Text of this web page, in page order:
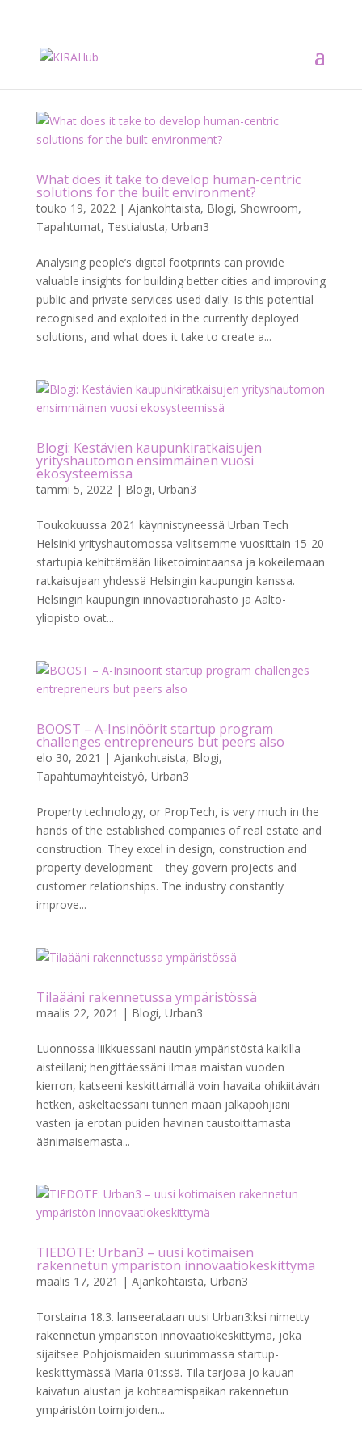
What does it take to develop human-centric
solutions for the built environment?
touko 19, 2022| Ajankohtaista, Blogi, Showroom,
Tapahtumat, Testialusta, Urban3
Analysing people’s digital footprints can provide
valuable insights for building better cities and improving
public and private services used daily. Is this potential
recognised and exploited in the currently deployed
solutions, and what does it take to create a...
Blogi: Kestävien kaupunkiratkaisujen
yrityshautomon ensimmäinen vuosi
ekosysteemissä
tammi 5, 2022| Blogi, Urban3
Toukokuussa 2021 käynnistyneessä Urban Tech
Helsinki yrityshautomossa valitsemme vuosittain 15-20
startupia kehittämään liiketoimintaansa ja kokeilemaan
ratkaisujaan yhdessä Helsingin kaupungin kanssa.
Helsingin kaupungin innovaatiorahasto ja Aalto-
yliopisto ovat...
BOOST – A-Insinöörit startup program
challenges entrepreneurs but peers also
elo 30, 2021 | Ajankohtaista, Blogi,
Tapahtumayhteistyö, Urban3
Property technology, or PropTech, is very much in the
hands of the established companies of real estate and
construction. They excel in design, construction and
property development – they govern projects and
customer relationships. The industry constantly
improve...
Tilaääni rakennetussa ympäristössä
maalis 22, 2021 | Blogi, Urban3
Luonnossa liikkuessani nautin ympäristöstä kaikilla
aisteillani; hengittäessäni ilmaa maistan vuoden
kierron, katseeni keskittämällä voin havaita ohikiitävän
hetken, askeltaessani tunnen maan jalkapohjiani
vasten ja erotan puiden havinan taustoittamasta
äänimaisemasta...
TIEDOTE: Urban3 – uusi kotimaisen
rakennetun ympäristön innovaatiokeskittymä
maalis 17, 2021 | Ajankohtaista, Urban3
Torstaina 18.3. lanseerataan uusi Urban3:ksi nimetty
rakennetun ympäristön innovaatiokeskittymä, joka
sijaitsee Pohjoismaiden suurimmassa startup-
keskittymässä Maria 01:ssä. Tila tarjoaa jo kauan
kaivatun alustan ja kohtaamispaikan rakennetun
ympäristön toimijoiden...